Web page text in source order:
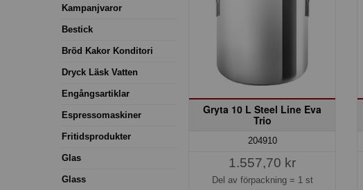
Kampanjvaror
Bestick
Bröd Kakor Konditori
Dryck Läsk Vatten
Engångsartiklar
Espressomaskiner
Fritidsprodukter
Glas
Glass
Gryta 10 L Steel Line Eva
Trio
204910
1.557,70 kr
Del av förpackning = 1 st